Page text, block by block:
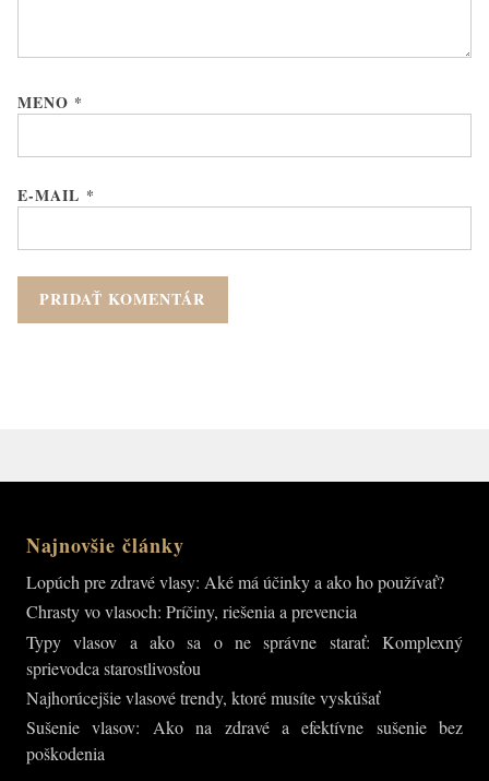
MENO *
E-MAIL *
Najnovšie články
Lopúch pre zdravé vlasy: Aké má účinky a ako ho používať?
Chrasty vo vlasoch: Príčiny, riešenia a prevencia
Typy vlasov a ako sa o ne správne starať: Komplexný
sprievodca starostlivosťou
Najhorúcejšie vlasové trendy, ktoré musíte vyskúšať
Sušenie vlasov: Ako na zdravé a efektívne sušenie bez
poškodenia